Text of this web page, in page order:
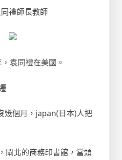
禮師長教師
袁同禮在美國。
幾個月，japan(日本)人把
閘北的商務印書館，當頭